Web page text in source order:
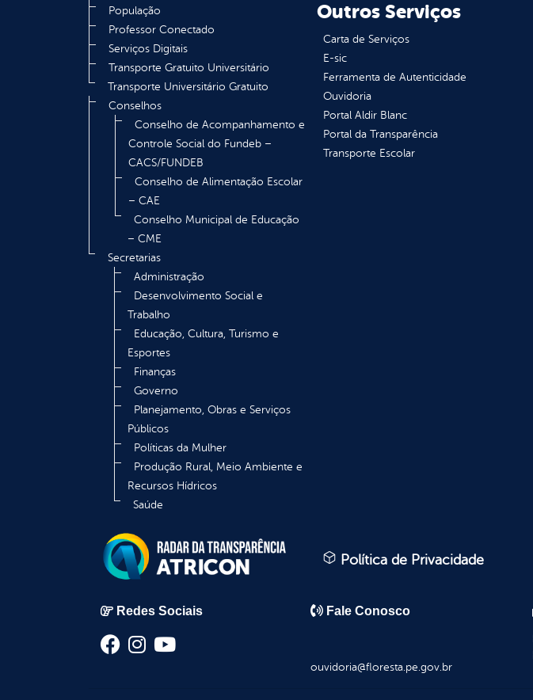
População
Professor Conectado
Serviços Digitais
Transporte Gratuito Universitário
Transporte Universitário Gratuito
Conselhos
Conselho de Acompanhamento e
Controle Social do Fundeb –
CACS/FUNDEB
Conselho de Alimentação Escolar
– CAE
Conselho Municipal de Educação
– CME
Secretarias
Administração
Desenvolvimento Social e
Trabalho
Educação, Cultura, Turismo e
Esportes
Finanças
Governo
Planejamento, Obras e Serviços
Públicos
Políticas da Mulher
Produção Rural, Meio Ambiente e
Recursos Hídricos
Saúde
Outros Serviços
Carta de Serviços
E-sic
Ferramenta de Autenticidade
Ouvidoria
Portal Aldir Blanc
Portal da Transparência
Transporte Escolar
Política de Privacidade
Redes Sociais Fale Conosco
ouvidoria@floresta.pe.gov.br